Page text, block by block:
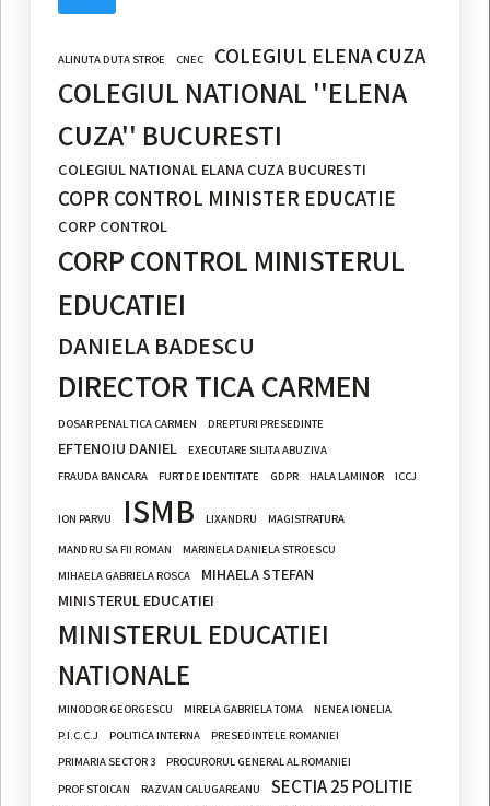
ALINUTA DUTA STROE CNEC COLEGIUL ELENA CUZA
COLEGIUL NATIONAL ''ELENA
CUZA'' BUCURESTI
COLEGIUL NATIONAL ELANA CUZA BUCURESTI
COPR CONTROL MINISTER EDUCATIE
CORP CONTROL
CORP CONTROL MINISTERUL
EDUCATIEI
DANIELA BADESCU
DIRECTOR TICA CARMEN
DOSAR PENAL TICA CARMEN DREPTURI PRESEDINTE
EFTENOIU DANIEL
EXECUTARE SILITA ABUZIVA
FRAUDA BANCARA
FURT DE IDENTITATE GDPR HALA LAMINOR ICCJ
ION PARVU ISMB LIXANDRU
MAGISTRATURA
MANDRU SA FII ROMAN
MARINELA DANIELA STROESCU
MIHAELA GABRIELA ROSCA
MIHAELA STEFAN
MINISTERUL EDUCATIEI
MINISTERUL EDUCATIEI
NATIONALE
MINODOR GEORGESCU MIRELA GABRIELA TOMA
NENEA IONELIA
P.I.C.C.J
POLITICA INTERNA
PRESEDINTELE ROMANIEI
PRIMARIA SECTOR 3
PROCURORUL GENERAL AL ROMANIEI
PROF STOICAN
RAZVAN CALUGAREANU SECTIA 25 POLITIE